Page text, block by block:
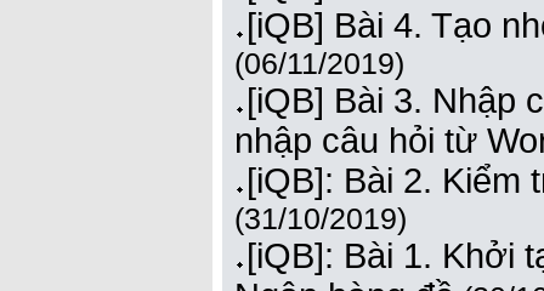
[iQB] Bài 4. Tạo
(06/11/2019)
[iQB] Bài 3. Nhập
nhập câu hỏi từ
[iQB]: Bài 2. Kiểm
(31/10/2019)
[iQB]: Bài 1. Khởi